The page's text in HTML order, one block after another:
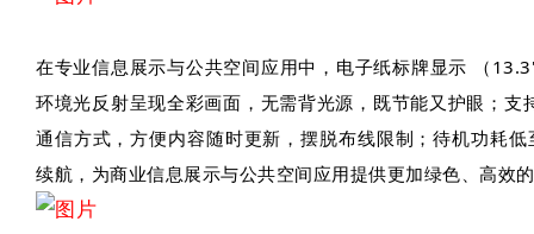
在专业信息展示与公共空间应用中，电子纸标牌显示 （
环境光反射呈现全彩画面，无需背光源，既节能又护眼；支
通信方式，方便内容随时更新，摆脱布线限制；待机功耗
续航，为商业信息展示与公共空间应用提供更加绿色、高效